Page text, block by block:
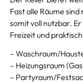
Fast alle Räume
somit voll nutzbar.
Freizeit und
– Waschraum/
– Heizungsraum
– Partyraum/